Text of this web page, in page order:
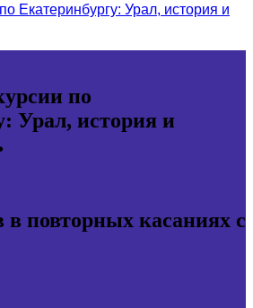
Екатеринбургу: Урал, история и
по
Урал, история и
в повторных касаниях с